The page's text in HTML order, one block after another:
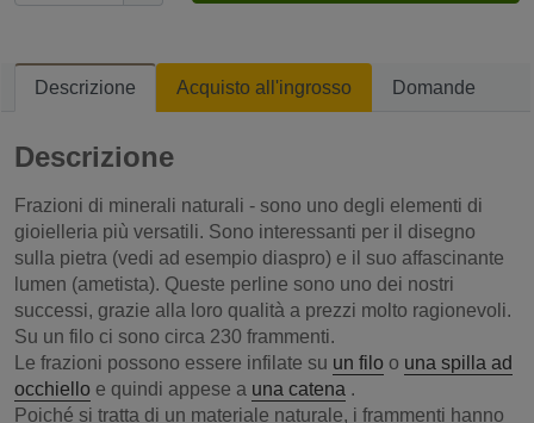
Descrizione Acquisto all'ingrosso Domande
Descrizione
Frazioni di minerali naturali - sono uno degli elementi di
gioielleria più versatili. Sono interessanti per il disegno
sulla pietra (vedi ad esempio diaspro) e il suo affascinante
lumen (ametista). Queste perline sono uno dei nostri
successi, grazie alla loro qualità a prezzi molto ragionevoli.
Su un filo ci sono circa 230 frammenti.
Le frazioni possono essere infilate su un filo o una spilla ad
occhiello e quindi appese a una catena .
Poiché si tratta di un materiale naturale, i frammenti hanno